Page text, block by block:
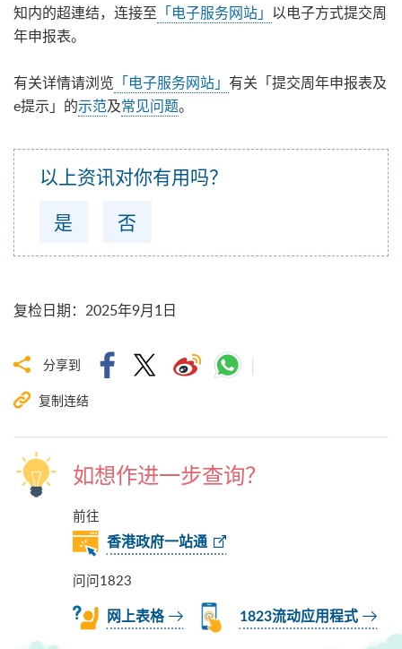
知内的超連结，连接至 「电子服务网站」 以电子方式提交周
年申报表。
有关详情请浏览 「电子服务网站」 有关「提交周年申报表及
e提示」的示范及常见问题。
以上资讯对你有用吗？
是
否
复检日期： 2025年9月1日
分享到
复制连结
如想作进一步查询？
前往
香港政府一站通
问问1823
网上表格 1823流动应用程式